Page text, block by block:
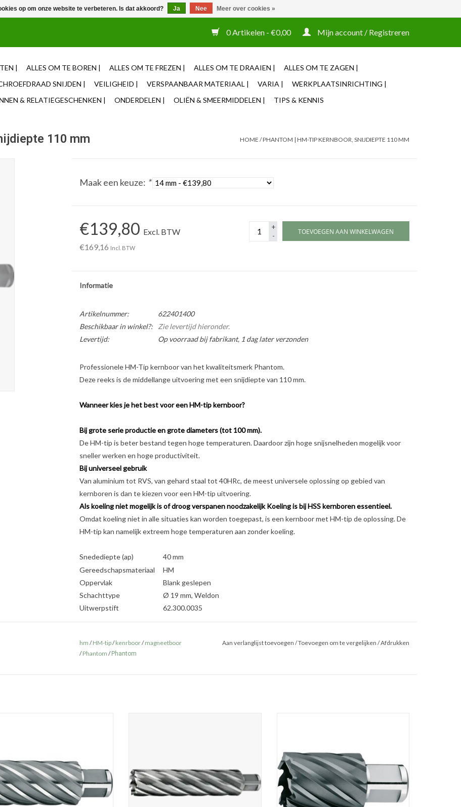
0 Artikelen - €0,00 Mijn account / Registreren
| ALLES OM TE BOREN | ALLES OM TE FREZEN | ALLES OM TE DRAAIEN |
ALLES OM TE ZAGEN |
SNIJDEN | VEILIGHEID | VERSPAANBAAR MATERIAAL | VARIA |
WERKPLAATSINRICHTING |
& RELATIEGESCHENKEN | ONDERDELEN | OLIËN & SMEERMIDDELEN | TIPS & KENNIS
110 mm HOME /PHANTOM | HM-TIP KERNBOOR, SNIJDIEPTE 110 MM
Maak een keuze: *
€139,80 Excl. BTW
€169,16 Incl. BTW
+
-
TOEVOEGEN AAN WINKELWAGEN
Informatie
Artikelnummer:
622401400
Beschikbaar in winkel?:
Zie levertijd hieronder.
Levertijd:
Op voorraad bij fabrikant, 1 dag later verzonden
Professionele HM-Tip kernboor van het kwaliteitsmerk Phantom.
Deze reeks is de middellange uitvoering met een snijdiepte van 110 mm.
Wanneer kies je het best voor een HM-tip kernboor?
Bij grote serie productie en grote diameters (tot 100 mm).
De HM-tip is beter bestand tegen hoge temperaturen. Daardoor zijn hoge snijsnelheden mogelijk voor
sneller werken en hoge productiviteit.
Bij universeel gebruik
Van aluminium tot RVS, van gehard staal tot 40HRc, de meest universele oplossing op gebied van
kernboren is dan te kiezen voor een HM-tip uitvoering.
Als koeling niet mogelijk is of droog verspanen noodzakelijk Koeling is bij HSS kernboren essentieel.
Omdat koeling niet in alle situaties kan worden toegepast, is een kernboor met HM-tip de oplossing. De
HM-tip kan namelijk extreem hoge temperaturen aan zonder koeling.
Snedediepte (ap)
40 mm
Gereedschapsmateriaal
HM
Oppervlak
Blank geslepen
Schachttype
Ø 19 mm, Weldon
Uitwerpstift
62.300.0035
hm /HM-tip/kenrboor/magneetboor
/Phantom / Phantom
Aan verlanglijst toevoegen /Toevoegen om te vergelijken /Afdrukken
TOEVOEGEN AAN WINKELWAGEN
op om onze website te verbeteren. Is dat akkoord? Ja Nee Meer over cookies »
voor 12u besteld, zelfde dag verzonden ✓ Eigen adviseurs ✓ Naast tooling ook machines Zakelijke login mogelijk